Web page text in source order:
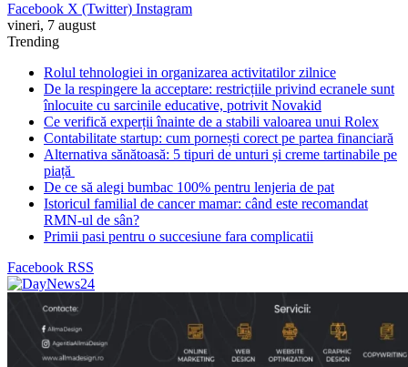
Facebook X (Twitter) Instagram
vineri, 7 august
Trending
Rolul tehnologiei in organizarea activitatilor zilnice
De la respingere la acceptare: restricțiile privind ecranele sunt
înlocuite cu sarcinile educative, potrivit Novakid
Ce verifică experții înainte de a stabili valoarea unui Rolex
Contabilitate startup: cum pornești corect pe partea financiară
Alternativa sănătoasă: 5 tipuri de unturi și creme tartinabile pe
piață
De ce să alegi bumbac 100% pentru lenjeria de pat
Istoricul familial de cancer mamar: când este recomandat
RMN-ul de sân?
Primii pasi pentru o succesiune fara complicatii
Facebook RSS